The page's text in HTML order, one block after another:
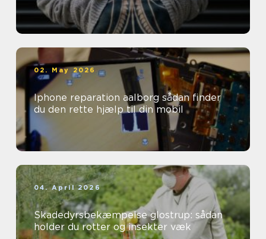
02. May 2026
Iphone reparation aalborg sådan finder
du den rette hjælp til din mobil
04. April 2026
Skadedyrsbekæmpelse glostrup: sådan
holder du rotter og insekter væk